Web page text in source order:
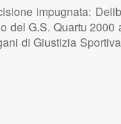
impugnata:
G.S. Quartu
di Giustizia